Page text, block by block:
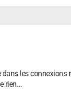
les connexions
rien...